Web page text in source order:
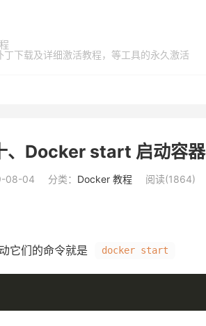
下载及详细激活教程，等工具的永久激活
、Docker start 启动容器
08-04 分类： Docker 教程 阅读(1864)
它们的命令就是 docker start